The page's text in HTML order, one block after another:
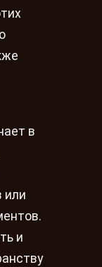
в
или
и